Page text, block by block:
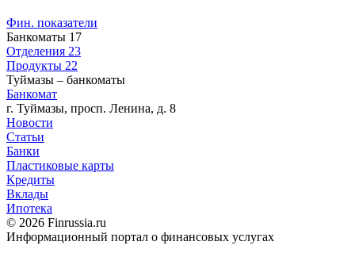
Фин. показатели
Банкоматы 17
Отделения 23
Продукты 22
Туймазы – банкоматы
Банкомат
г. Туймазы, просп. Ленина, д. 8
Новости
Статьи
Банки
Пластиковые карты
Кредиты
Вклады
Ипотека
© 2026 Finrussia.ru
Информационный портал о финансовых услугах